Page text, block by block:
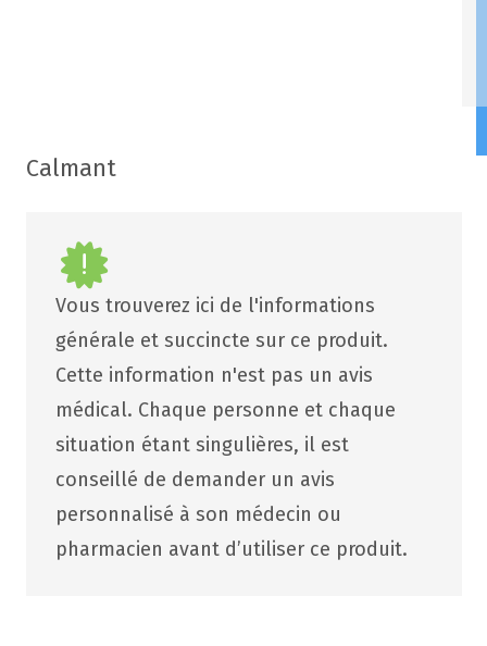
Calmant
Vous trouverez ici de l'informations
générale et succincte sur ce produit.
Cette information n'est pas un avis
médical. Chaque personne et chaque
situation étant singulières, il est
conseillé de demander un avis
personnalisé à son médecin ou
pharmacien avant d’utiliser ce produit.